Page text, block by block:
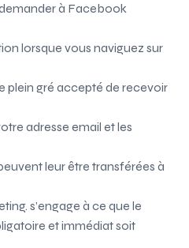
à Facebook
lorsque vous naviguez sur
plein gré accepté de recevoir
adresse email et les
leur être transférées à
s’engage à ce que le
et immédiat soit